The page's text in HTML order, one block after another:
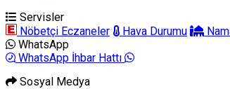
Servisler
Nöbetçi Eczaneler
Hava Durumu
WhatsApp
WhatsApp İhbar Hattı
Sosyal Medya